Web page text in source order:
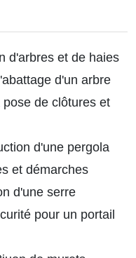
d'arbres et de haies
d'un arbre
de clôtures et
d'une pergola
et démarches
d'une serre
pour un portail